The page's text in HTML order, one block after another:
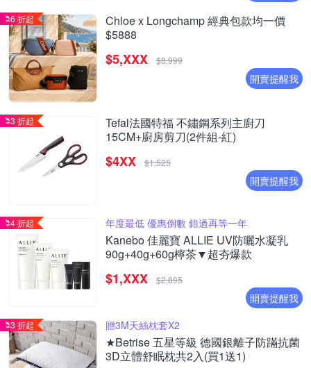
6 折起
Chloe x Longchamp 經典包款均一價
$5888
$5,XXX $8,999
開賣提醒我
3 折起
Tefal法國特福 不鏽鋼系列主廚刀
15CM+廚房剪刀(2件組-紅)
$4XX $1,525
開賣提醒我
4 折起 年度最低 優惠倒數 錯過再等一年
Kanebo 佳麗寶 ALLIE UV防曬水凝乳
90g+40g+60g檸茶▼超夯爆款
$1,XXX $2,895
開賣提醒我
3 折起 贈3M天絲枕套X2
★Betrise 五星等級 德國銀離子防蹣抗菌
3D立體舒眠枕共2入(買1送1)